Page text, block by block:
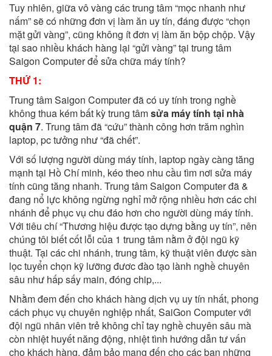
Tuy nhiên, giữa vô vàng các trung tâm “mọc nhanh như
nấm” sẽ có những đơn vị làm ăn uy tín, đáng được “chọn
mặt gửi vàng”, cũng không ít đơn vị làm ăn bộp chộp. Vậy
tại sao nhiều khách hàng lại “gửi vàng” tại trung tâm
Saigon Computer để sửa chữa máy tính?
THỨ 1:
Trung tâm Saigon Computer đã có uy tính trong nghề
không thua kém bất kỳ trung tâmsửa máy tính tại nhà
quận 7. Trung tâm đã “cứu” thành công hơn trăm nghìn
laptop, pc tưởng như “đã chết”.
Với số lượng người dùng máy tính, laptop ngày càng tăng
mạnh tại Hồ Chí minh, kéo theo nhu cầu tìm nơi sửa máy
tính cũng tăng nhanh. Trung tâm Saigon Computer đã &
đang nổ lực không ngừng nghỉ mở rộng nhiều hơn các chi
nhánh để phục vụ chu đáo hơn cho người dùng máy tính.
Với tiêu chí “Thương hiệu được tạo dựng bằng uy tín”, nên
chúng tôi biết cốt lỗi của 1 trung tâm nằm ở đội ngũ kỹ
thuật. Tại các chi nhánh, trung tâm, kỹ thuật viên được sàn
lọc tuyển chọn kỹ lưỡng đươc đào tạo lành nghề chuyên
sâu như hấp sấy main, đóng chip,...
Nhằm đem đến cho khách hàng dịch vụ uy tín nhất, phong
cách phục vụ chuyên nghiệp nhất, SaiGon Computer với
đội ngũ nhân viên trẻ không chỉ tay nghề chuyên sâu mà
còn nhiệt huyết năng động, nhiệt tình hướng dẫn tư vấn
cho khách hàng, đảm bảo mang đến cho các bạn những